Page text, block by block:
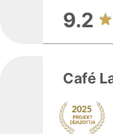
9.2
Café